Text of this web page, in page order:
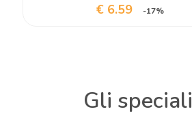
€ 6.59 -17%
Gli speciali